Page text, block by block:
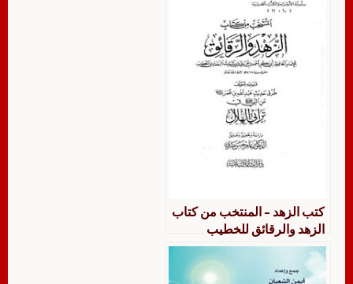
كتب الزهد – المنتخب من كتاب
الزهد والرقائق للخطيب
البغدادي